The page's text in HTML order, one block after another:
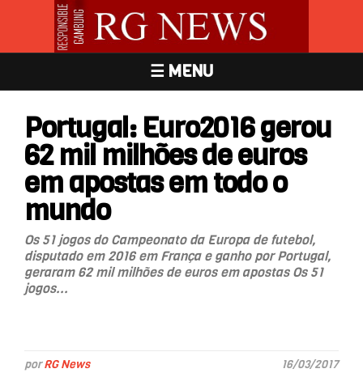
☰ MENU
Portugal: Euro2016 gerou
62 mil milhões de euros
em apostas em todo o
mundo
Os 51 jogos do Campeonato da Europa de futebol,
disputado em 2016 em França e ganho por Portugal,
geraram 62 mil milhões de euros em apostas Os 51
jogos...
porRG News 16/03/2017